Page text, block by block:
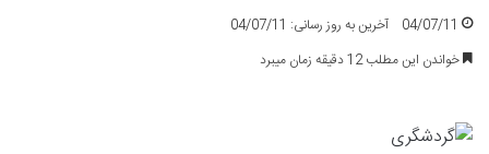
04/07/11
آخرین به روز رسانی: 04/07/11
خواندن این مطلب 12 دقیقه زمان میبرد